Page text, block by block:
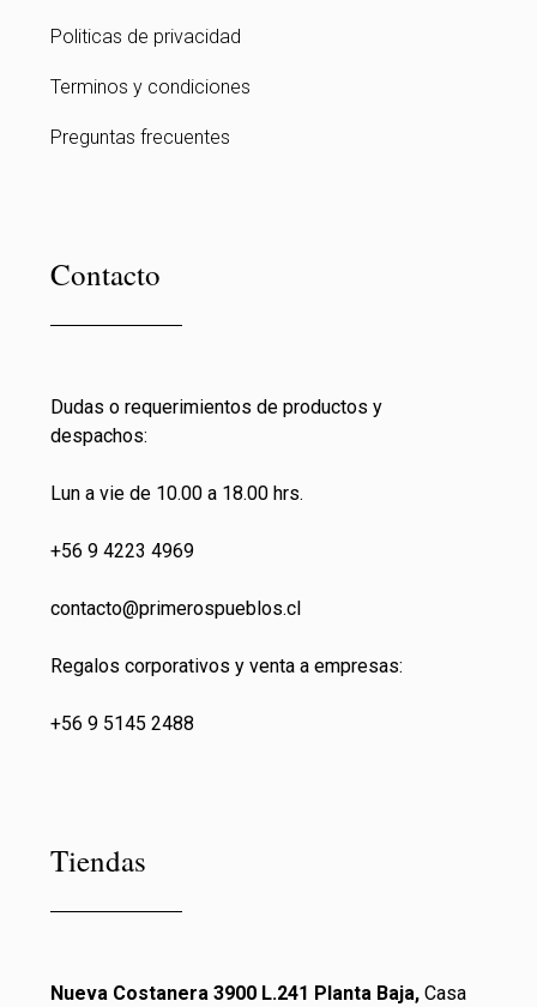
Politicas de privacidad
Terminos y condiciones
Preguntas frecuentes
Contacto
Dudas o requerimientos de productos y
despachos:
Lun a vie de 10.00 a 18.00 hrs.
+56 9 4223 4969
contacto@primerospueblos.cl
Regalos corporativos y venta a empresas:
+56 9 5145 2488
Tiendas
Nueva Costanera 3900 L.241 Planta Baja, Casa